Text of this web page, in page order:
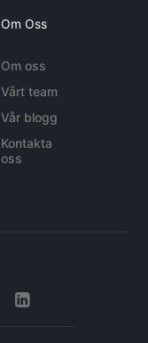
Om Oss
Om oss
Vårt team
Vår blogg
Kontakta
oss